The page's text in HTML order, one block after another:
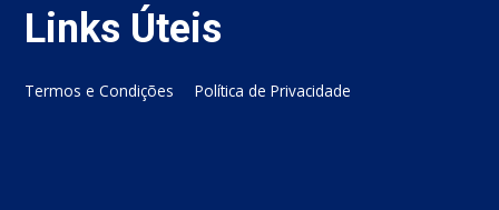
Links Úteis
Termos e Condições Política de Privacidade